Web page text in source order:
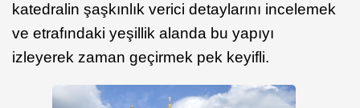
katedralin şaşkınlık verici detaylarını incelemek
ve etrafındaki yeşillik alanda bu yapıyı
izleyerek zaman geçirmek pek keyifli.